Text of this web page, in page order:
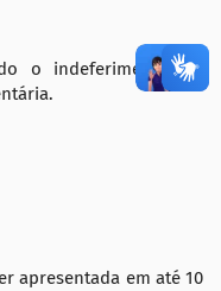
o indeferimento foi
apresentada em até 10